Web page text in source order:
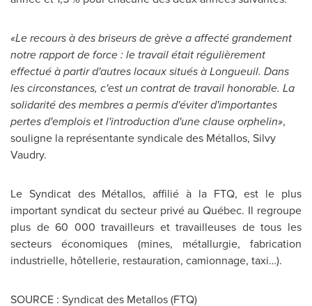
«Le recours à des briseurs de grève a affecté grandement
notre rapport de force : le travail était régulièrement
effectué à partir d'autres locaux situés àLongueuil. Dans
les circonstances, c'est un contrat de travail honorable. La
solidarité des membres a permis d'éviter d'importantes
pertes d'emplois et l'introduction d'une clause orphelin»,
souligne la représentante syndicale des Métallos, Silvy
Vaudry.
Le Syndicatdes Métallos, affilié à la FTQ, est le plus
important syndicat du secteur privé au Québec. Il regroupe
plus de 60 000 travailleurs et travailleuses de tous les
secteurs économiques (mines, métallurgie, fabrication
industrielle, hôtellerie, restauration, camionnage, taxi…).
SOURCE : Syndicat des Metallos (FTQ)